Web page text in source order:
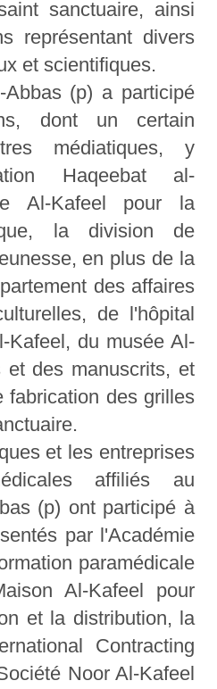
sanctuaire, ainsi
représentant divers
et scientifiques.
(p) a participé
dont un certain
médiatiques, y
Haqeebat al-
Al-Kafeel pour la
la division de
en plus de la
des affaires
de l'hôpital
Kafeel, du musée Al-
et des manuscrits, et
fabrication des grilles
et les entreprises
affiliés au
(p) ont participé à
par l'Académie
paramédicale
Al-Kafeel pour
et la distribution, la
Contracting
Noor Al-Kafeel